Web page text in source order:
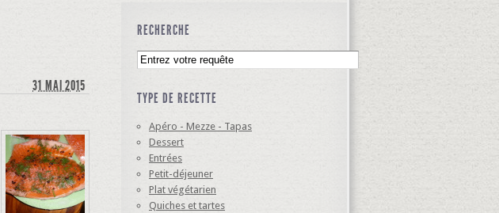
31 MAI 2015
RECHERCHE
TYPE DE RECETTE
Apéro - Mezze - Tapas
Dessert
Entrées
Petit-déjeuner
Plat végétarien
Quiches et tartes